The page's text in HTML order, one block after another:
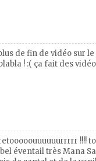
de fin de vidéo sur
! :( ça fait des
!!!!
éventail très Mana